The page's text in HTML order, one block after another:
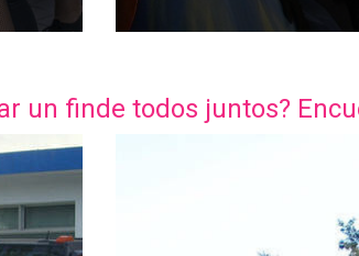
un finde todos juntos?